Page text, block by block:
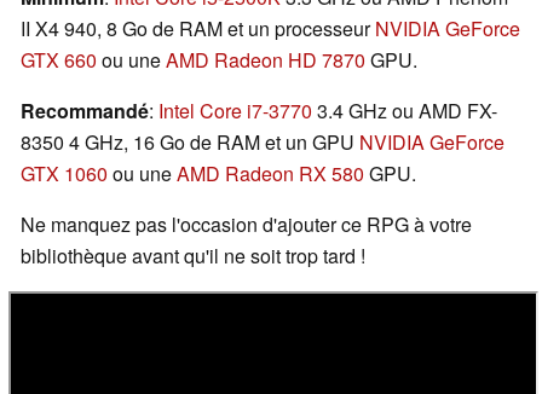
II X4 940, 8 Go de RAM et un processeurNVIDIA GeForce
GTX 660 ou uneAMD Radeon HD 7870 GPU.
Recommandé: Intel Core i7-3770 3.4 GHz ou AMD FX-
8350 4 GHz, 16 Go de RAM et un GPU NVIDIA GeForce
GTX 1060 ou uneAMD Radeon RX 580 GPU.
Ne manquez pas l'occasion d'ajouter ce RPG à votre
bibliothèque avant qu'il ne soit trop tard !